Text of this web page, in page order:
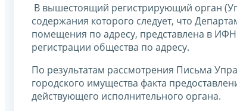
В вышестоящий регистрирующий орган
содержания которого следует, что
помещения по адресу, представлена в
регистрации общества по адресу.
По результатам рассмотрения Письма
городского имущества факта
действующего исполнительного органа.